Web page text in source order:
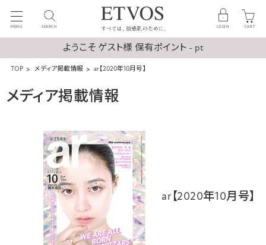
MENU SEARCH LOGIN CART
ようこそ ゲスト様 保有ポイント - pt
TOP メディア掲載情報 ar【2020年10月号】
メディア掲載情報
ar【2020年10月号】